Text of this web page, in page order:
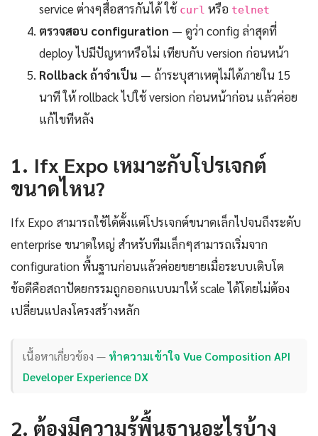
service ต่างๆสื่อสารกันได้ ใช้ curl หรือ telnet
ตรวจสอบ configuration — ดูว่า config ล่าสุดที่
deploy ไปมีปัญหาหรือไม่ เทียบกับ version ก่อนหน้า
Rollback ถ้าจำเป็น — ถ้าระบุสาเหตุไม่ได้ภายใน 15
นาที ให้ rollback ไปใช้ version ก่อนหน้าก่อน แล้วค่อย
แก้ไขทีหลัง
1. Ifx Expo เหมาะกับโปรเจกต์
ขนาดไหน?
Ifx Expo สามารถใช้ได้ตั้งแต่โปรเจกต์ขนาดเล็กไปจนถึงระดับ
enterprise ขนาดใหญ่ สำหรับทีมเล็กๆสามารถเริ่มจาก
configuration พื้นฐานก่อนแล้วค่อยขยายเมื่อระบบเติบโต
ข้อดีคือสถาปัตยกรรมถูกออกแบบมาให้ scale ได้โดยไม่ต้อง
เปลี่ยนแปลงโครงสร้างหลัก
เนื้อหาเกี่ยวข้อง — ทำความเข้าใจ Vue Composition API
Developer Experience DX
2. ต้องมีความรู้พื้นฐานอะไรบ้าง